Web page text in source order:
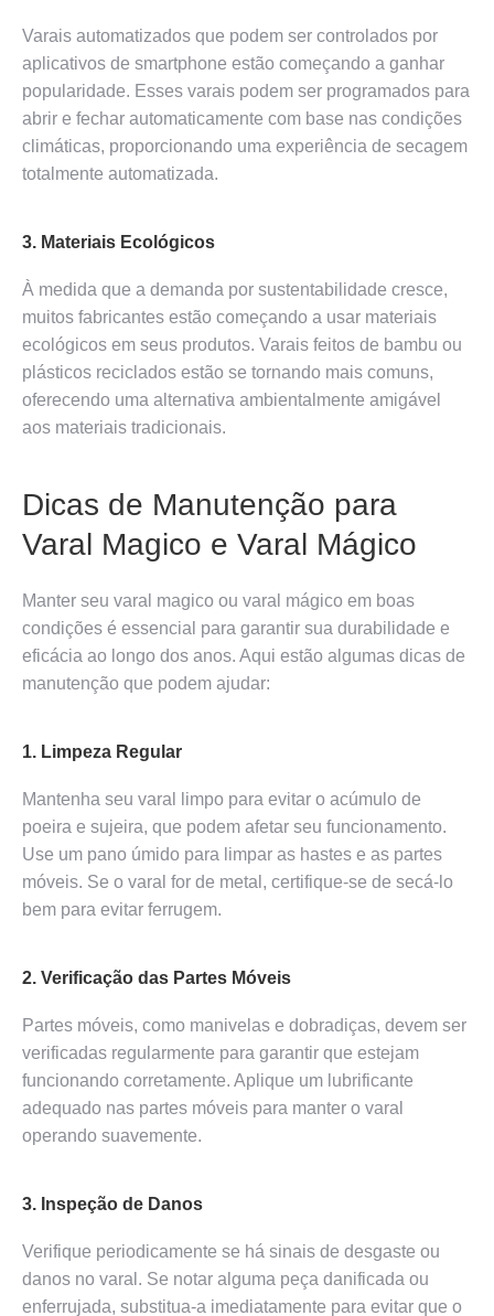
Varais automatizados que podem ser controlados por
aplicativos de smartphone estão começando a ganhar
popularidade. Esses varais podem ser programados para
abrir e fechar automaticamente com base nas condições
climáticas, proporcionando uma experiência de secagem
totalmente automatizada.
3. Materiais Ecológicos
À medida que a demanda por sustentabilidade cresce,
muitos fabricantes estão começando a usar materiais
ecológicos em seus produtos. Varais feitos de bambu ou
plásticos reciclados estão se tornando mais comuns,
oferecendo uma alternativa ambientalmente amigável
aos materiais tradicionais.
Dicas de Manutenção para
Varal Magico e Varal Mágico
Manter seu varal magico ou varal mágico em boas
condições é essencial para garantir sua durabilidade e
eficácia ao longo dos anos. Aqui estão algumas dicas de
manutenção que podem ajudar:
1. Limpeza Regular
Mantenha seu varal limpo para evitar o acúmulo de
poeira e sujeira, que podem afetar seu funcionamento.
Use um pano úmido para limpar as hastes e as partes
móveis. Se o varal for de metal, certifique-se de secá-lo
bem para evitar ferrugem.
2. Verificação das Partes Móveis
Partes móveis, como manivelas e dobradiças, devem ser
verificadas regularmente para garantir que estejam
funcionando corretamente. Aplique um lubrificante
adequado nas partes móveis para manter o varal
operando suavemente.
3. Inspeção de Danos
Verifique periodicamente se há sinais de desgaste ou
danos no varal. Se notar alguma peça danificada ou
enferrujada, substitua-a imediatamente para evitar que o